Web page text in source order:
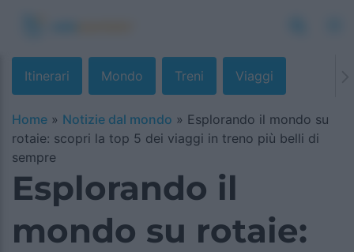
Itinerari Mondo Treni Viaggi
Home » Notizie dal mondo » Esplorando il mondo su
rotaie: scopri la top 5 dei viaggi in treno più belli di
sempre
Esplorando il
mondo su rotaie: